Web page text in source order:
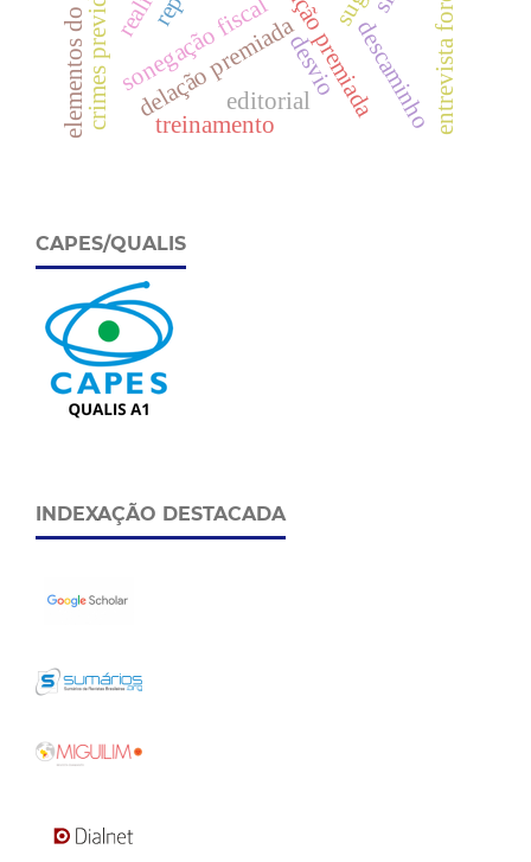
delação premiada
sonegação fiscal descaminho
desvio
editorial
elementos do dolo entrevista forense
treinamento
CAPES/QUALIS
INDEXAÇÃO DESTACADA